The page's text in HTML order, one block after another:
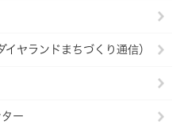
ヤランドまちづくり通信）
ー